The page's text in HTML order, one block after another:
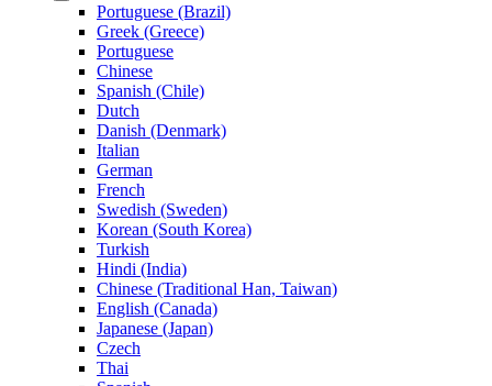
Portuguese (Brazil)
Greek (Greece)
Portuguese
Chinese
Spanish (Chile)
Dutch
Danish (Denmark)
Italian
German
French
Swedish (Sweden)
Korean (South Korea)
Turkish
Hindi (India)
Chinese (Traditional Han, Taiwan)
English (Canada)
Japanese (Japan)
Czech
Thai